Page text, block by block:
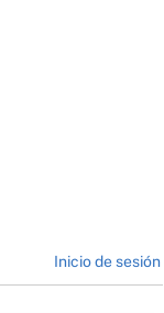
Inicio de sesión